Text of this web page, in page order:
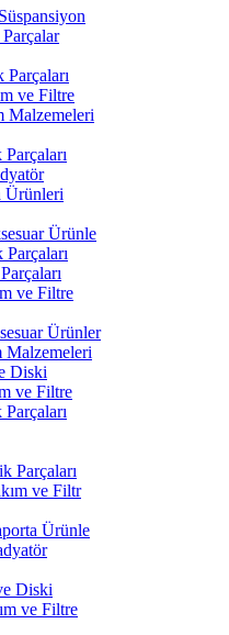
ve Filtre
Malzemeleri
Ürünleri
Ürünle
ve Filtre
Ürünler
Malzemeleri
Diski
ve Filtre
Parçaları
ve Filtr
Ürünle
Diski
ve Filtre